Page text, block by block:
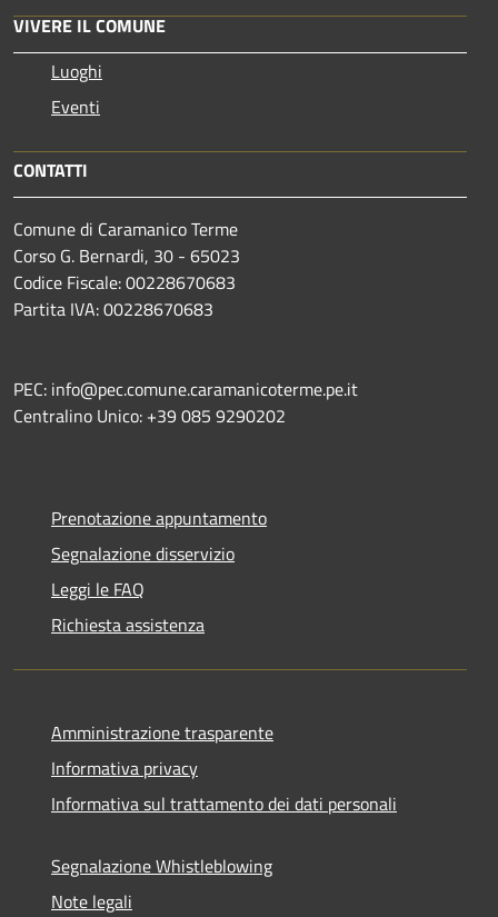
VIVERE IL COMUNE
Luoghi
Eventi
CONTATTI
Comune di Caramanico Terme
Corso G. Bernardi, 30 - 65023
Codice Fiscale: 00228670683
Partita IVA: 00228670683
PEC: info@pec.comune.caramanicoterme.pe.it
Centralino Unico: +39 085 9290202
Prenotazione appuntamento
Segnalazione disservizio
Leggi le FAQ
Richiesta assistenza
Amministrazione trasparente
Informativa privacy
Informativa sul trattamento dei dati personali
Segnalazione Whistleblowing
Note legali